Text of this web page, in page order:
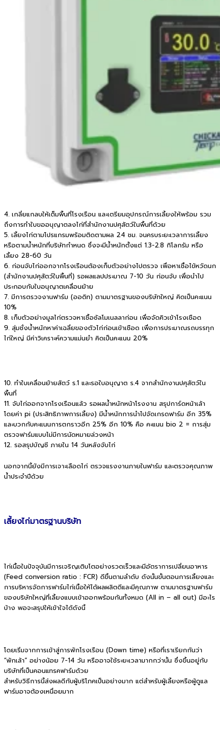
4. เกลี่ยแกลบให้เต็มพื้นที่โรงเรือน และเตรียมอุปกรณ์การเลี้ยงให้พร้อม รวม
ถึงการทำใบขออนุญาตลงไก่ที่สำนักงานปศุสัตว์ในพื้นที่ด้วย
5. เลี้ยงไก่ตามโปรแกรมพร้อมติดตามผล 24 ชม. จนครบระยะเวลาการเลี้ยง
หรือตามน้ำหนักที่บริษัทกำหนด ซึ่งจะมีน้ำหนักตั้งแต่ 1.3-2.8 กิโลกรัม หรือ
เลี้ยง 28-60 วัน
6. ก่อนจับไก่ออกจากโรงเรือนต้องเก็บตัวอย่างไปตรวจ เพื่อหาเชื้อไข้หวัดนก
(สำนักงานปศุสัตว์ในพื้นที่) รอผลแลปประมาณ 7-10 วัน ก่อนจับ เพื่อนำไป
ประกอบกับใบอนุญาตเคลื่อนย้าย
7. มีการตรวจงานฟาร์ม (ออดิท) ตามมาตรฐานของบริษัทใหญ่ คิดเป็นคะแนน
10%
8. เก็บตัวอย่างมูลไก่ตรวจหาเชื้อซัลโมเนลลาก่อน เพื่อจัดคิวเข้าโรงเชือด
9. สุ่มชั่งน้ำหนักหาค่าเฉลี่ยของตัวไก่ก่อนเข้าเชือด เพื่อการประมาณรถบรรทุก
ไก่ใหญ่ มีค่าวิเคราะห์ความแม่นยำ คิดเป็นคะแนน 20%
10. ทำใบเคลื่อนย้ายสัตว์ ร.1 และรอใบอนุญาต ร.4 จากสำนักงานปศุสัตว์ใน
พื้นที่
11. จับไก่ออกจากโรงเรือนแล้ว รอผลน้ำหนักหน้าโรงงาน สรุปการ์ดหน้าเล้า
โดยค่า pi (ประสิทธิภาพการเลี้ยง) มีน้ำหนักการนำไปจัดเกรดฟาร์ม อีก 35%
และบวกกับคะแนนการตกราวอีก 25% อีก 10% คือ คะแนน bio 2 = การสุ่ม
ตรวจฟาร์มแบบไม่มีการนัดหมายล่วงหน้า
12. รอสรุปบัญชี ภายใน 14 วันหลังจับไก่
นอกจากนี้ยังมีการเจาะเลือดไก่ ตรวจแรงงานภายในฟาร์ม และตรวจคุณภาพ
น้ำประจำปีด้วย
เลี้ยงไก่มาตรฐานบริษัท
ไก่เนื้อในปัจจุบันมีการเจริญเติบโตอย่างรวดเร็วและมีอัตราการเปลี่ยนอาหาร
(Feed conversion ratio : FCR) ดีขึ้นตามลำดับ ดังนั้นขั้นตอนการเลี้ยงและ
การบริหารจัดการฟาร์มไก่เนื้อให้ได้ผลผลิตดีและมีคุณภาพ ตามมาตรฐานฟาร์ม
ของบริษัทใหญ่ที่เลี้ยงแบบเข้าออกพร้อมกันทั้งหมด (All in – all out) มีอะไร
บ้าง พอจะสรุปให้เข้าใจได้ดังนี้
โดยเริ่มจากการเข้าสู่การพักโรงเรือน (Down time) หรือที่เราเรียกกันว่า
“พักเล้า” อย่างน้อย 7-14 วัน หรืออาจใช้ระยะเวลามากกว่านั้น ซึ่งขึ้นอยู่กับ
บริษัทที่เป็นคอนแทรคฟาร์มด้วย
สำหรับวิธีการนี้ส่งผลดีกับผู้บริโภคเป็นอย่างมาก แต่สำหรับผู้เลี้ยงหรือผู้ดูแล
ฟาร์มอาจต้องเหนื่อยมาก